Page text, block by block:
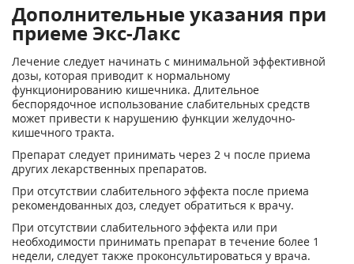
Дополнительные указания при
приеме Экс-Лакс
Лечение следует начинать с минимальной эффективной
дозы, которая приводит к нормальному
функционированию кишечника. Длительное
беспорядочное использование слабительных средств
может привести к нарушению функции желудочно-
кишечного тракта.
Препарат следует принимать через 2 ч после приема
других лекарственных препаратов.
При отсутствии слабительного эффекта после приема
рекомендованных доз, следует обратиться к врачу.
При отсутствии слабительного эффекта или при
необходимости принимать препарат в течение более 1
недели, следует также проконсультироваться у врача.